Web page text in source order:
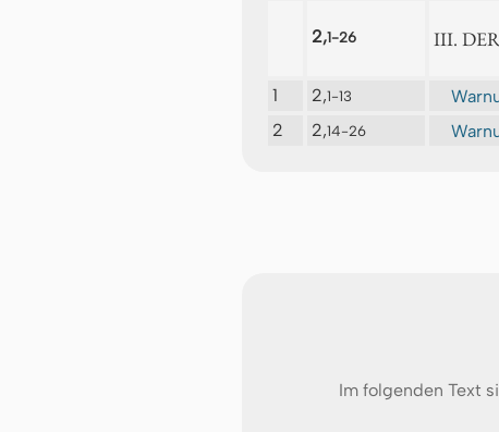
2,1-26 III.
1 2,1-13
2
2,14-26
Im folgenden Text